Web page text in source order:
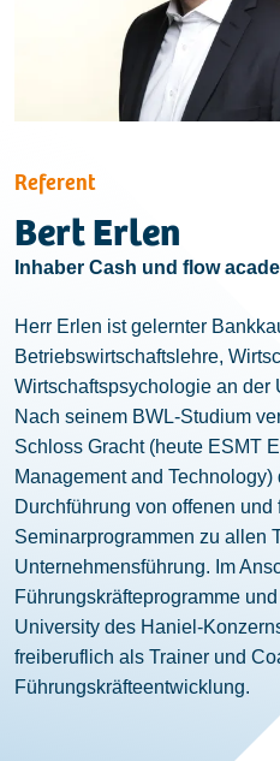
Referent
Bert Erlen
Inhaber Cash und flow
Herr Erlen ist gelernter
Betriebswirtschaftslehre,
Wirtschaftspsychologie an der
Nach seinem BWL-Studium
Schloss Gracht (heute ESMT
Management and Technology)
Durchführung von offenen
Seminarprogrammen zu allen
Unternehmensführung. Im
Führungskräfteprogramme
University des Haniel-
freiberuflich als Trainer und
Führungskräfteentwicklung.